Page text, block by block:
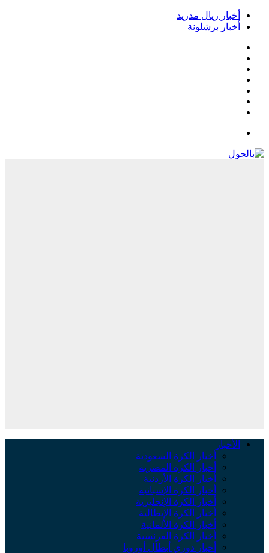
ريال مدريد
برشلونة
أخبار الكرة السعودية
أخبار الكرة المصرية
أخبار الكرة الأردنية
أخبار الكرة الإسبانية
أخبار الكرة الإنجليزية
أخبار الكرة الإيطالية
أخبار الكرة الألمانية
أخبار الكرة الفرنسية
أخبار دوري أبطال أوروبا